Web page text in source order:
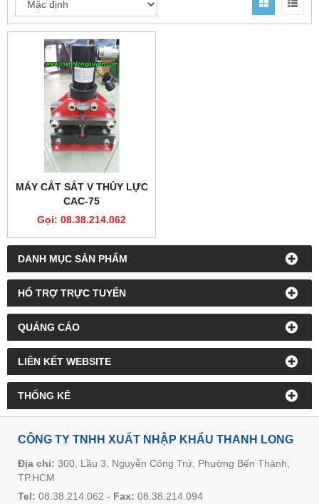
DANH MỤC SẢN PHẨM
HỔ TRỢ TRỰC TUYẾN
QUẢNG CÁO
LIÊN KẾT WEBSITE
THỐNG KÊ
MÁY CẮT SẮT V THỦY LỰC
CAC-75
Gọi: 08.38.214.062
CÔNG TY TNHH XUẤT NHẬP KHẨU THANH LONG
Địa chỉ: 300, Lầu 3, Nguyễn Công Trứ, Phường Bến Thành,
TP.HCM
Tel: 08.38.214.062 - Fax: 08.38.214.094